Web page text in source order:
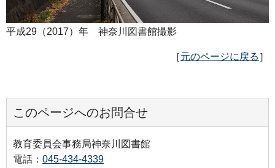
平成29（2017）年 神奈川図書館撮影
［元のページに戻る ］
このページへのお問合せ
教育委員会事務局神奈川図書館
電話： 045-434-4339